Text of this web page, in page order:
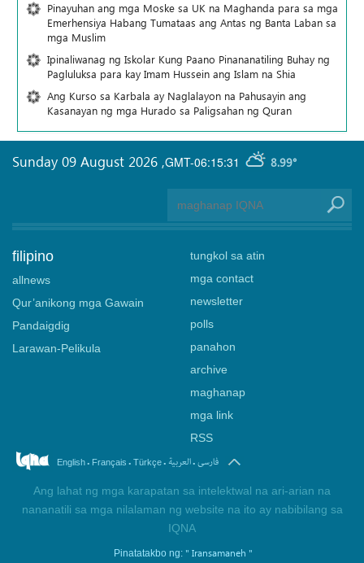
Pinayuhan ang mga Moske sa UK na Maghanda para sa mga
Emerhensiya Habang Tumataas ang Antas ng Banta Laban sa
mga Muslim
Ipinaliwanag ng Iskolar Kung Paano Pinananatiling Buhay ng
Pagluluksa para kay Imam Hussein ang Islam na Shia
Ang Kurso sa Karbala ay Naglalayon na Pahusayin ang
Kasanayan ng mga Hurado sa Paligsahan ng Quran
GMT-06:15:31 8.99°
Sunday 09 August 2026 ,
filipino
allnews
Qur’anikong mga Gawain
Pandaigdig
Larawan-Pelikula
tungkol sa atin
mga contact
newsletter
polls
panahon
archive
maghanap
mga link
RSS
English. Français . Türkçe. العربیة.فارسی
Ang lahat ng mga karapatan sa intelektwal na ari-arian na
nananatili sa mga nilalaman ng website na ito ay nabibilang sa
IQNA
Pinatatakbo ng: " Iransamaneh "